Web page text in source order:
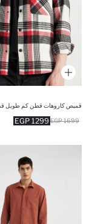
1299 EGP 1699 EGP